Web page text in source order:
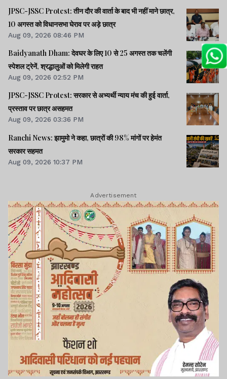
JPSC-JSSC Protest: तीन दौर की वार्ता के बाद भी नहीं माने छात्र,
10 अगस्त को विधानसभा घेराव पर अड़े छात्र
Aug 09, 2026 08:46 PM
Baidyanath Dham: देवघर के लिए 10 से 25 अगस्त तक चलेंगी
स्पेशल ट्रेनें, श्रद्धालुओं को मिलेगी राहत
Aug 09, 2026 02:52 PM
JPSC-JSSC Protest: सरकार से अभ्यर्थी न्याय मंच की हुई वार्ता,
प्रस्ताव पर छात्र असहमत
Aug 09, 2026 03:36 PM
Ranchi News: झामुमो ने कहा, छात्रों की 98% मांगों पर हेमंत
सरकार सहमत
Aug 09, 2026 10:37 PM
Advertisement